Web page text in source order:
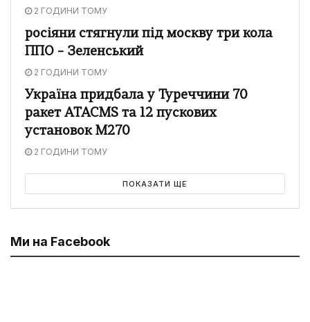
2 ГОДИНИ ТОМУ
росіяни стягнули під москву три кола
ППО – Зеленський
2 ГОДИНИ ТОМУ
Україна придбала у Туреччини 70
ракет ATACMS та 12 пускових
установок M270
2 ГОДИНИ ТОМУ
ПОКАЗАТИ ЩЕ
Ми на Facebook